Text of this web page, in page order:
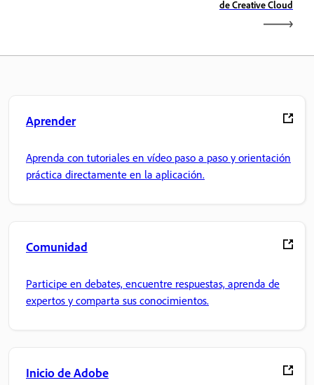
de Creative Cloud
Aprender
Aprenda con tutoriales en vídeo paso a paso y orientación
práctica directamente en la aplicación.
Comunidad
Participe en debates, encuentre respuestas, aprenda de
expertos y comparta sus conocimientos.
Inicio de Adobe